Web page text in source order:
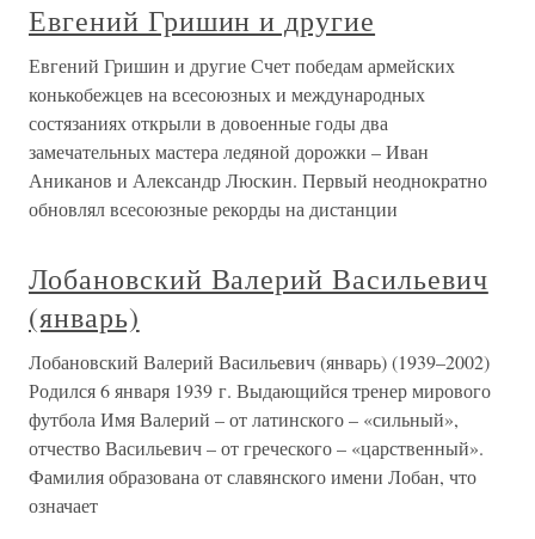
Евгений Гришин и другие
Евгений Гришин и другие Счет победам армейских
конькобежцев на всесоюзных и международных
состязаниях открыли в довоенные годы два
замечательных мастера ледяной дорожки – Иван
Аниканов и Александр Люскин. Первый неоднократно
обновлял всесоюзные рекорды на дистанции
Лобановский Валерий Васильевич
(январь)
Лобановский Валерий Васильевич (январь) (1939–2002)
Родился 6 января 1939 г. Выдающийся тренер мирового
футбола Имя Валерий – от латинского – «сильный»,
отчество Васильевич – от греческого – «царственный».
Фамилия образована от славянского имени Лобан, что
означает